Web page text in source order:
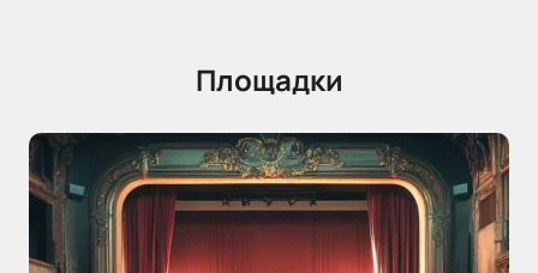
Площадки